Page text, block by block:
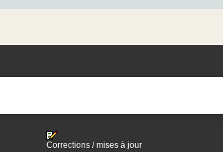
Corrections / mises à jour